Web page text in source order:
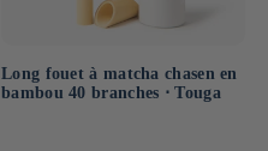
Long fouet à matcha chasen en
bambou 40 branches ⋅ Touga